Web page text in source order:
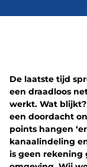
De laatste tijd
een draadloos
werkt. Wat
een doordacht
points hangen
kanaalindeling
is geen rekening